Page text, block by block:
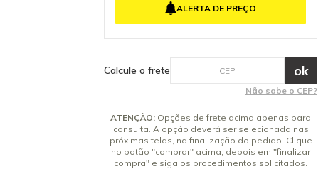
ALERTA DE PREÇO
Calcule o frete
Não sabe o CEP?
ATENÇÃO: Opções de frete acima apenas para
consulta. A opção deverá ser selecionada nas
próximas telas, na finalização do pedido. Clique
no botão "comprar" acima, depois em "finalizar
compra" e siga os procedimentos solicitados.